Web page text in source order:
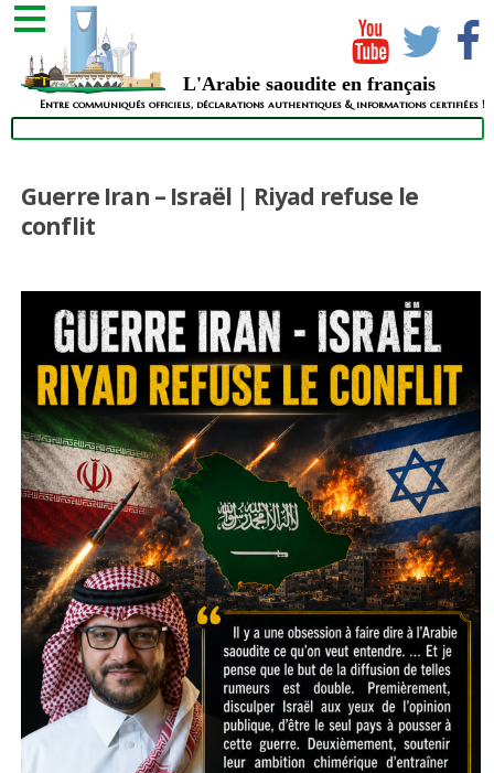
L'Arabie saoudite en français
Entre communiqués officiels, déclarations authentiques & informations certifiées !
Guerre Iran – Israël | Riyad refuse le
conflit